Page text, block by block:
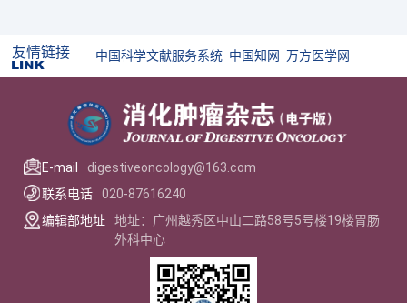
友情链接 中国科学文献服务系统 中国知网 万方医学网
E-mail
digestiveoncology@163.com
联系电话
020-87616240
编辑部地址
地址：广州越秀区中山二路58号5号楼19楼胃肠
外科中心